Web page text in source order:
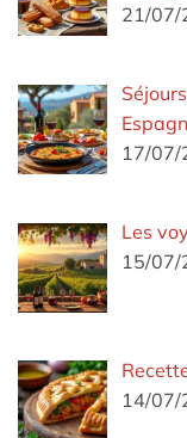
21/07/
17/07/
Les
15/07/
14/07/